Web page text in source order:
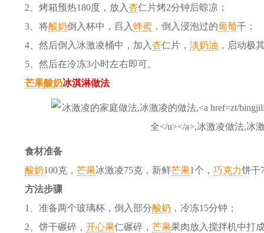
2、烤箱预热180度，放入杏仁 片烤2分钟后晾凉；
3、将酸奶倒入杯中，舀入蜂蜜 ，倒入浸泡过的葡萄干 ；
4、然后倒入冰激凌桶中，加入杏仁 片， 淡奶油 ，启动极
5、然后在冷冻3小时左右即可。
芒果酸奶冰淇淋做法
食材准备
酸奶100克， 芒果冰激凌75克，新鲜芒果1个， 巧克力饼干
方法步骤
1、准备两个玻璃杯，倒入部分酸奶 ，冷冻15分钟；
2、饼干碾碎， 开心果仁碾碎， 芒果果肉放入搅拌机中打